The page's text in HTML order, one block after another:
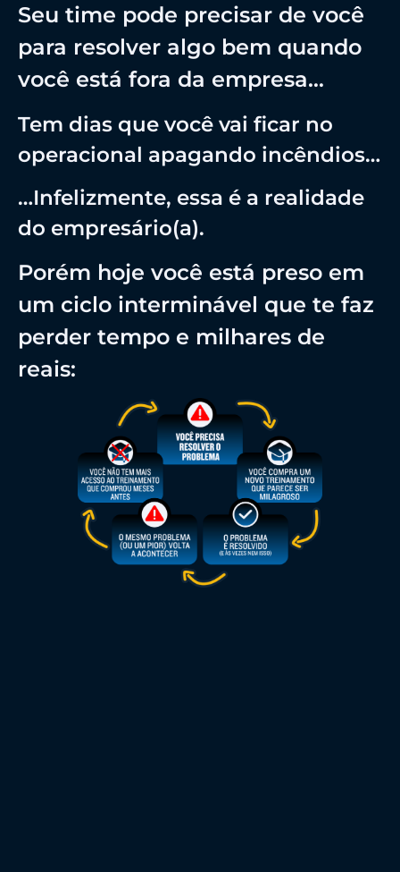
Seu time pode precisar de você
para resolver algo bem quando
você está fora da empresa…
Tem dias que você vai ficar no
operacional apagando incêndios…
…Infelizmente, essa é a realidade
do empresário(a).
Porém hoje você está preso em
um ciclo interminável que te faz
perder tempo e milhares de
reais: